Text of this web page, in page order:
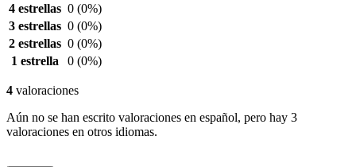
4 estrellas 0 (0%)
3 estrellas 0 (0%)
2 estrellas 0 (0%)
1 estrella
0 (0%)
4 valoraciones
Aún no se han escrito valoraciones en español, pero hay 3
valoraciones en otros idiomas.